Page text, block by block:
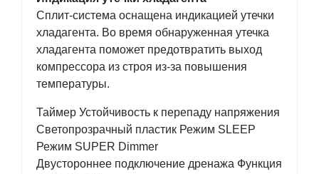
Сплит-система оснащена индикацией утечки
хладагента. Во время обнаруженная утечка
хладагента поможет предотвратить выход
компрессора из строя из-за повышения
температуры.
Таймер Устойчивость к перепаду напряжения
Светопрозрачный пластик Режим SLEEP
Режим SUPER Dimmer
Двустороннее подключение дренажа Функция